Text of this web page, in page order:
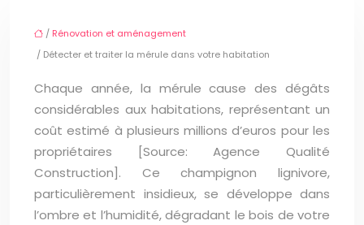
/ Rénovation et aménagement
/ Détecter et traiter la mérule dans votre habitation
Chaque année, la mérule cause des dégâts
considérables aux habitations, représentant un
coût estimé à plusieurs millions d’euros pour les
propriétaires [Source: Agence Qualité
Construction]. Ce champignon lignivore,
particulièrement insidieux, se développe dans
l’ombre et l’humidité, dégradant le bois de votre